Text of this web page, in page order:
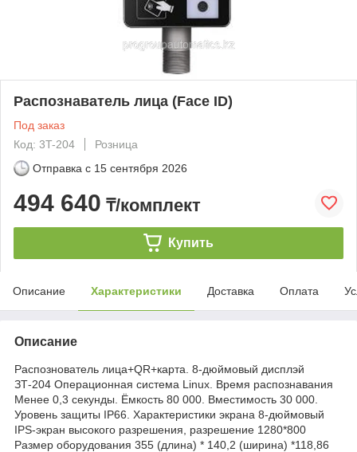
Распознаватель лица (Face ID)
Под заказ
Код: 3T-204
Розница
Отправка с 15 сентября 2026
494 640 ₸/комплект
Купить
Описание Характеристики Доставка Оплата
Описание
Распознователь лица+QR+карта. 8-дюймовый дисплэй
ЗТ-204 Операционная система Linux. Время распознавания
Менее 0,3 секунды. Ёмкость 80 000. Вместимость 30 000.
Уровень защиты IP66. Характеристики экрана 8-дюймовый
IPS-экран высокого разрешения, разрешение 1280*800
Размер оборудования 355 (длина) * 140,2 (ширина) *118,86